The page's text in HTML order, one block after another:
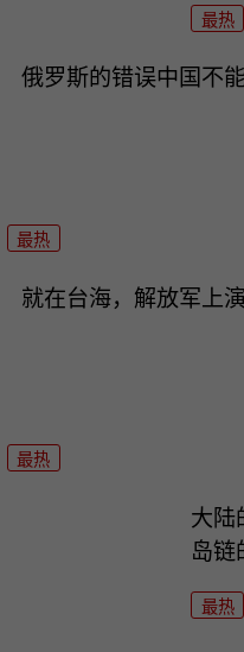
最热
俄罗斯的错误中国不
最热
就在台海，解放军上
最热
大陆
岛链
最热